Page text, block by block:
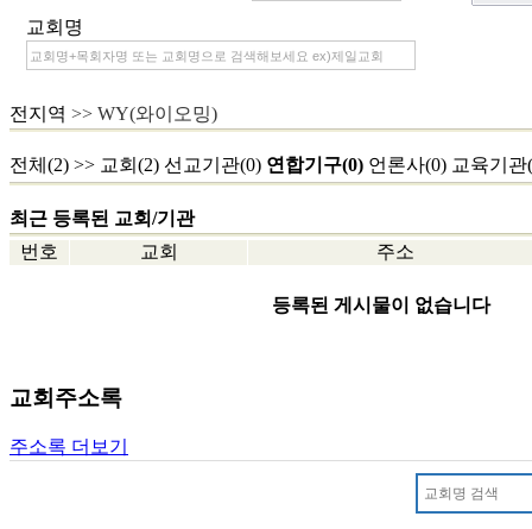
교회명
전지역 >> WY(와이오밍)
전체(2) >> 교회(2) 선교기관(0) 연합기구(0) 언론사(0) 교육기관
최근 등록된 교회/기관
번호
교회 주소
등록된 게시물이 없습니다
교회주소록
주소록 더보기